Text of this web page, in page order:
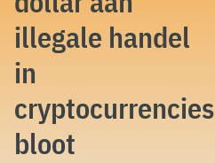
illegale handel
in
cryptocurrencies
bloot